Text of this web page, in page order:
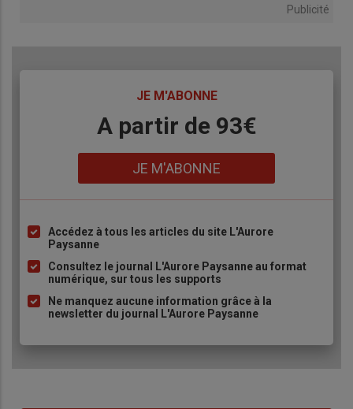
Publicité
JE M'ABONNE
A partir de 93€
JE M'ABONNE
Liste
puce
Accédez à tous les articles du site L'Aurore
Paysanne
Consultez le journal L'Aurore Paysanne au format
numérique, sur tous les supports
Ne manquez aucune information grâce à la
newsletter du journal L'Aurore Paysanne